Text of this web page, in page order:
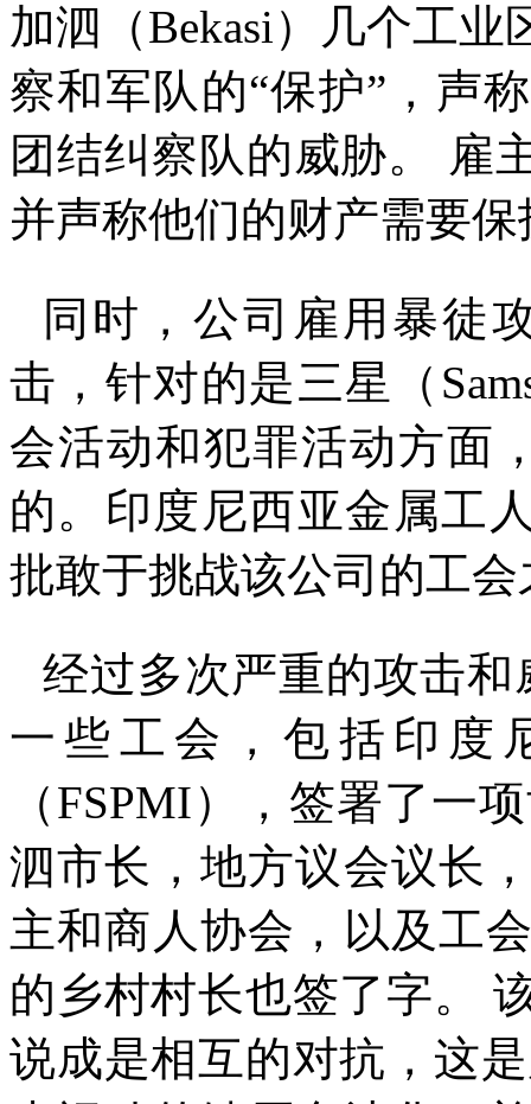
加泗（Bekasi）几个工业
察和军队的“保护” ，声
团结纠察队的威胁。
雇
并声称他们的财产需要保
同时，公司雇用暴徒
击，针对的是三星（
会活动和犯罪活动方面
的。印度尼西亚金属工
批敢于挑战该公司的工会
经过多次严重的攻击和
一些工会，包括印度
（FSPMI），签署了一
泗市长，地方议会议长
主和商人协会，以及工
的乡村村长也签了字。
说成是相互的对抗，这